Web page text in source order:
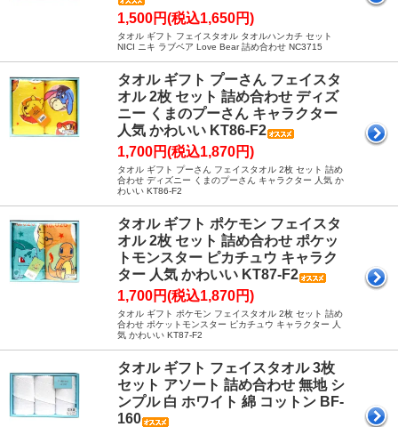
1,500円(税込1,650円)
タオル ギフト フェイスタオル タオルハンカチ セット
NICI ニキ ラブベア Love Bear 詰め合わせ NC3715
タオル ギフト プーさん フェイスタ
オル 2枚 セット 詰め合わせ ディズ
ニー くまのプーさん キャラクター
人気 かわいい KT86-F2
1,700円(税込1,870円)
タオル ギフト プーさん フェイスタオル 2枚 セット 詰め
合わせ ディズニー くまのプーさん キャラクター 人気 か
わいい KT86-F2
タオル ギフト ポケモン フェイスタ
オル 2枚 セット 詰め合わせ ポケッ
トモンスター ピカチュウ キャラク
ター 人気 かわいい KT87-F2
1,700円(税込1,870円)
タオル ギフト ポケモン フェイスタオル 2枚 セット 詰め
合わせ ポケットモンスター ピカチュウ キャラクター 人
気 かわいい KT87-F2
タオル ギフト フェイスタオル 3枚
セット アソート 詰め合わせ 無地 シ
ンプル 白 ホワイト 綿 コットン BF-
160